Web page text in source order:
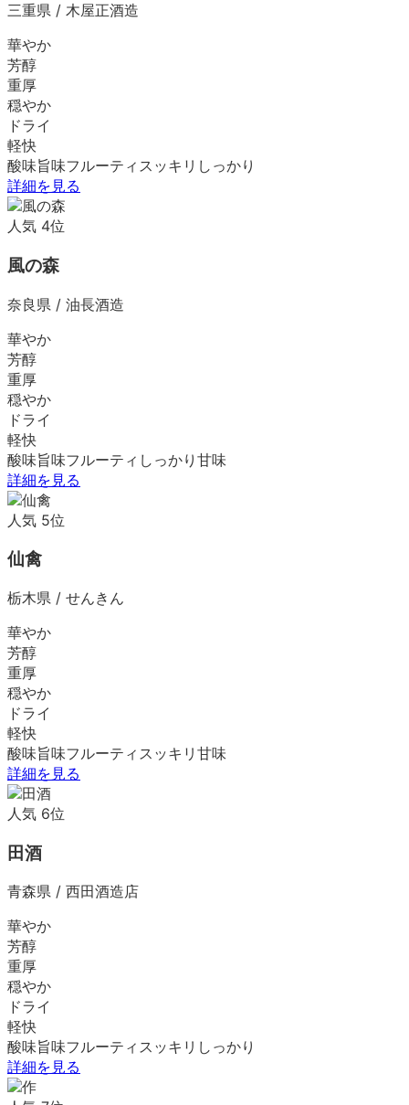
三重県 / 木屋正酒造
華やか
芳醇
重厚
穏やか
ドライ
軽快
酸味旨味フルーティ スッキリ しっかり
詳細を見る
人気 4位
風の森
奈良県 / 油長酒造
華やか
芳醇
重厚
穏やか
ドライ
軽快
酸味旨味フルーティ しっかり 甘味
詳細を見る
人気 5位
仙禽
栃木県 / せんきん
華やか
芳醇
重厚
穏やか
ドライ
軽快
酸味旨味フルーティ スッキリ 甘味
詳細を見る
人気 6位
田酒
青森県 / 西田酒造店
華やか
芳醇
重厚
穏やか
ドライ
軽快
酸味旨味フルーティ スッキリ しっかり
詳細を見る